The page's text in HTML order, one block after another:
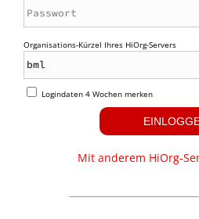
Organisations-Kürzel Ihres HiOrg-Servers
Logindaten 4 Wochen merken
Mit anderem HiOrg-